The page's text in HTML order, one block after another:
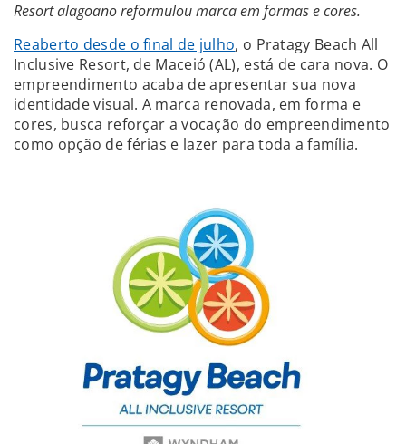
Resort alagoano reformulou marca em formas e cores.
Reaberto desde o final de julho, o Pratagy Beach All
Inclusive Resort, de Maceió (AL), está de cara nova. O
empreendimento acaba de apresentar sua nova
identidade visual. A marca renovada, em forma e
cores, busca reforçar a vocação do empreendimento
como opção de férias e lazer para toda a família.